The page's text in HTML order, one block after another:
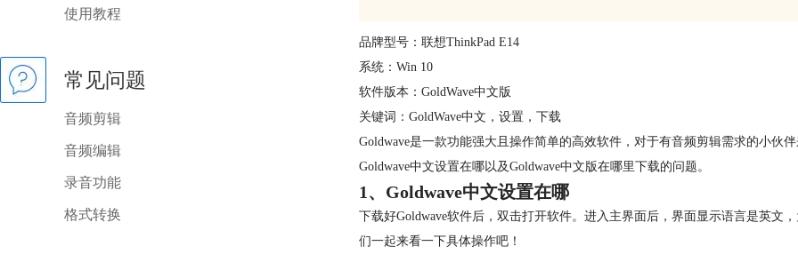
使用教程
常见问题
音频剪辑
音频编辑
录音功能
格式转换
品牌型号：联想ThinkPad E14
系统：Win 10
软件版本：GoldWave中文版
关键词：GoldWave中文，设置，下载
Goldwave是一款功能强大且操作简单的高效软件，对于有音频剪辑需求的小伙
Goldwave中文设置在哪以及Goldwave中文版在哪里下载的问题。
1、Goldwave中文设置在哪
下载好Goldwave软件后，双击打开软件。进入主界面后，界面显示语言是英
们一起来看一下具体操作吧！